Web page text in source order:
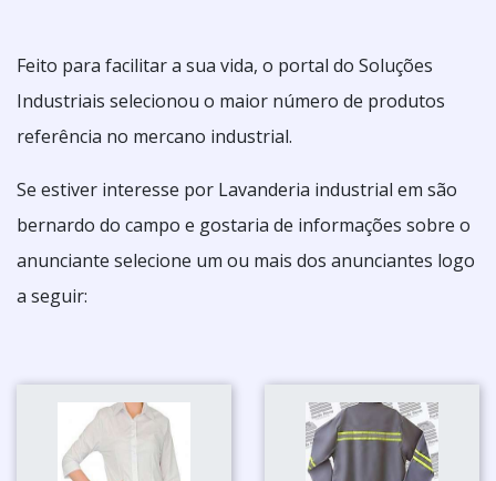
Feito para facilitar a sua vida, o portal do Soluções
Industriais selecionou o maior número de produtos
referência no mercano industrial.
Se estiver interesse por Lavanderia industrial em são
bernardo do campo e gostaria de informações sobre o
anunciante selecione um ou mais dos anunciantes logo
a seguir: